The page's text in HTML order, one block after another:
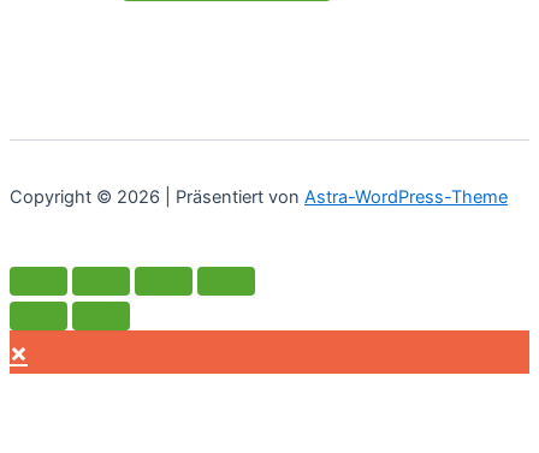
Copyright © 2026 | Präsentiert von Astra-WordPress-Theme
×